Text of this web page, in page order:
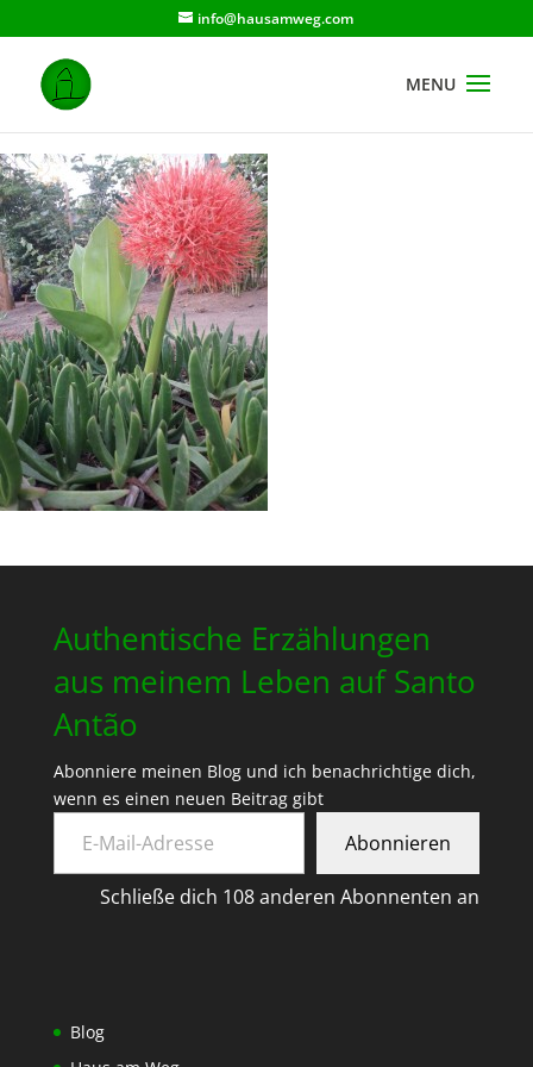
info@hausamweg.com
Authentische Erzählungen
aus meinem Leben auf Santo
Antão
Abonniere meinen Blog und ich benachrichtige dich,
wenn es einen neuen Beitrag gibt
E-Mail-Adresse
Abonnieren
Schließe dich 108 anderen Abonnenten an
Blog